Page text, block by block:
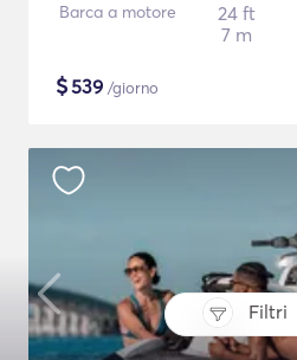
Filtri
Barca a motore
24 ft
7 m
$539 /giorno